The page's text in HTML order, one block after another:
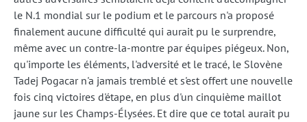
le N.1 mondial sur le podium et le parcours n'a proposé
finalement aucune difficulté qui aurait pu le surprendre,
même avec un contre-la-montre par équipes piégeux. Non,
qu'importe les éléments, l'adversité et le tracé, le Slovène
Tadej Pogacar n'a jamais tremblé et s'est offert une nouvelle
fois cinq victoires d'étape, en plus d'un cinquième maillot
jaune sur les Champs-Élysées. Et dire que ce total aurait pu